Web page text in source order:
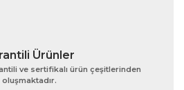
Gönder
Ürünler
ve sertifikalı ürün çeşitlerinden
oluşmaktadır.